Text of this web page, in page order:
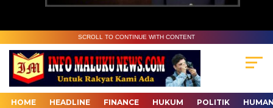
SCROLL TO CONTINUE WITH CONTENT
HOME HEADLINE FINANCE HUKUM POLITIK